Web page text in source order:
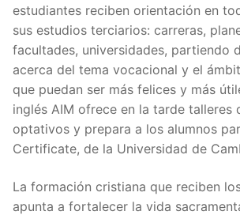
estudiantes reciben orientación en
sus estudios terciarios: carreras,
facultades, universidades, partiendo
acerca del tema vocacional y el
que puedan ser más felices y más
inglés AIM ofrece en la tarde talleres
optativos y prepara a los alumnos
Certificate, de la Universidad de
La formación cristiana que reciben
apunta a fortalecer la vida